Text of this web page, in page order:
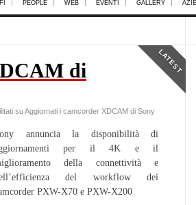
PEOPLE WEB EVENTI GALLERY
LATEST
di
su Aggiornati i camcorder XDCAM di Sony
annuncia la disponibilità di
per il 4K e il
della connettività e
del workflow dei
PXW-X70 e PXW-X200